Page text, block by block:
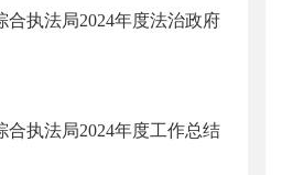
合执法局2024年度法治政府
合执法局2024年度工作总结